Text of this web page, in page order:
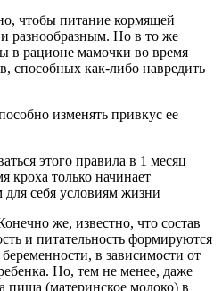
чтобы питание кормящей
разнообразным. Но в то же
в рационе мамочки во время
способных как-либо навредить
изменять привкус ее
этого правила в 1 месяц
кроха только начинает
себя условиям жизни
же, известно, что состав
и питательность формируются
в зависимости от
Но, тем не менее, даже
пища (материнское молоко) в